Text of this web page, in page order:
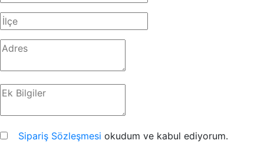
Sipariş Sözleşmesi okudum ve kabul ediyorum.